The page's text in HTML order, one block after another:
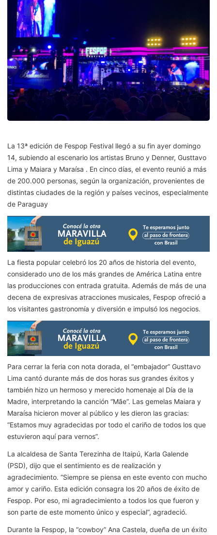
La 13ª edición de Fespop Festival llegó a su fin ayer domingo
14, subiendo al escenario los artistas Bruno y Denner, Gusttavo
Lima y Maiara y Maraísa . En cinco días, el evento reunió a más
de 200.000 personas, según la organización, provenientes de
distintas ciudades de la región y países vecinos, especialmente
de Paraguay
La fiesta popular celebró los 20 años de historia del evento,
considerado uno de los más grandes de América Latina entre
las producciones con entrada gratuita. Además de más de una
decena de expresivas atracciones musicales, Fespop ofreció a
los visitantes gastronomía y diversión e impulsó los negocios.
Para cerrar la feria con nota dorada, el “embajador” Gusttavo
Lima cantó durante más de dos horas sus grandes éxitos y
también hizo un hermoso y merecido homenaje al Día de la
Madre, interpretando la canción “Mãe”. Las gemelas Maiara y
Maraísa hicieron mover al público y les dieron las gracias:
“Estamos muy agradecidas por todo el cariño de todos los que
estuvieron aquí para vernos”.
La alcaldesa de Santa Terezinha de Itaipú, Karla Galende
(PSD), dijo que el sentimiento es de realización y
agradecimiento. “Siempre se piensa en este evento con mucho
amor y cariño. Esta edición consagra los 20 años de éxito de
Fespop. Por eso, mi agradecimiento a todos los que fueron y
son parte de este momento único y especial”, agradeció.
Durante la Fespop, la “cowboy” Ana Castela, dueña de un éxito